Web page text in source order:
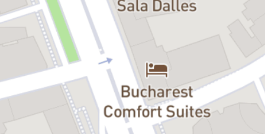
Fiind un spectacol interactiv, copiii trebuie să știe că există câte un
rol pentru fiecare dintre ei și, pe măsură ce povestea evoluează,
apare și șansa de a fi învingător.
De-a lungul stagiunii, toți copiii
vor urca pe scenă și vor deveni Eroi în nemuritoarele basme ale
Distribuție:
Magicianul:
Marian Râlea, Bogdan Dumitrescu
Florin Pârvu
Eroi de poveste:
Copiii din public